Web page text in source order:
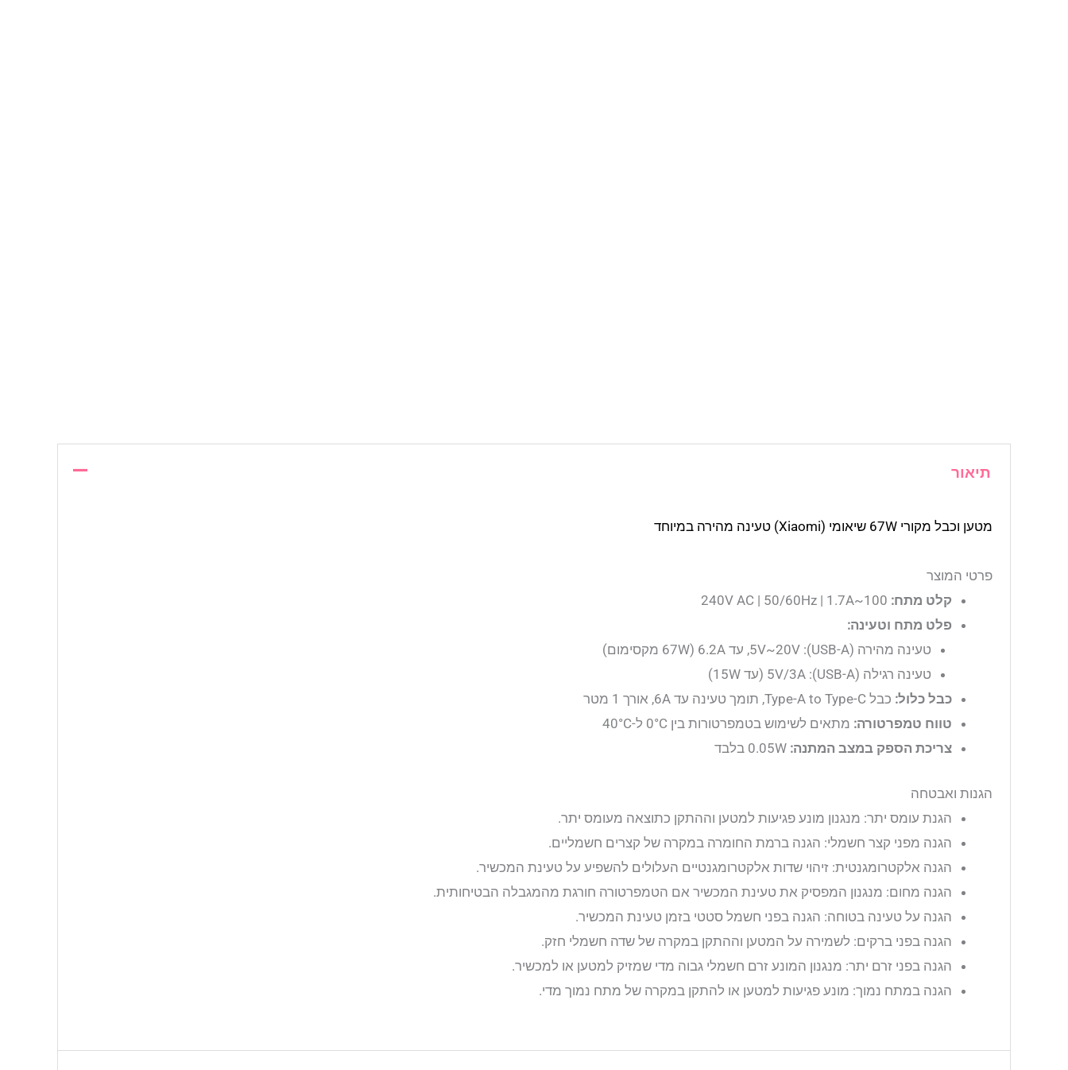
תיאור
מטען וכבל מקורי 67W שיאומי (Xiaomi) טעינה מהירה במיוחד
פרטי המוצר
קלט מתח:
פלט מתח וטעינה:
טעינה מהירה (USB-A): 5V~20V, עד 6.2A (67W מקסימום)
טעינה רגילה (USB-A): 5V/3A (עד 15W)
כבל כלול: כבל Type-A to Type-C, תומך טעינה עד 6A, אורך 1 מטר
טווח טמפרטורה: מתאים לשימוש בטמפרטורות בין 0°C ל-40°C
צריכת הספק במצב המתנה: 0.05W בלבד
הגנות ואבטחה
הגנת עומס יתר: מנגנון מונע פגיעות למטען וההתקן כתוצאה מעומס יתר.
הגנה מפני קצר חשמלי: הגנה ברמת החומרה במקרה של קצרים חשמליים.
הגנה אלקטרומגנטית: זיהוי שדות אלקטרומגנטיים העלולים להשפיע על טעינת המכשיר.
הגנה מחום: מנגנון המפסיק את טעינת המכשיר אם הטמפרטורה חורגת מהמגבלה הבטיחותית.
הגנה על טעינה בטוחה: הגנה בפני חשמל סטטי בזמן טעינת המכשיר.
הגנה בפני ברקים: לשמירה על המטען וההתקן במקרה של שדה חשמלי חזק.
הגנה בפני זרם יתר: מנגנון המונע זרם חשמלי גבוה מדי שמזיק למטען או למכשיר.
הגנה במתח נמוך: מונע פגיעות למטען או להתקן במקרה של מתח נמוך מדי.